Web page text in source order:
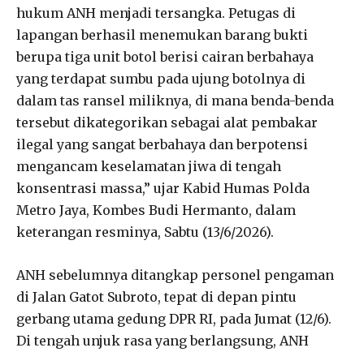
hukum ANH menjadi tersangka. Petugas di
lapangan berhasil menemukan barang bukti
berupa tiga unit botol berisi cairan berbahaya
yang terdapat sumbu pada ujung botolnya di
dalam tas ransel miliknya, di mana benda-benda
tersebut dikategorikan sebagai alat pembakar
ilegal yang sangat berbahaya dan berpotensi
mengancam keselamatan jiwa di tengah
konsentrasi massa,” ujar Kabid Humas Polda
Metro Jaya, Kombes Budi Hermanto, dalam
keterangan resminya, Sabtu (13/6/2026).
ANH sebelumnya ditangkap personel pengaman
di Jalan Gatot Subroto, tepat di depan pintu
gerbang utama gedung DPR RI, pada Jumat (12/6).
Di tengah unjuk rasa yang berlangsung, ANH